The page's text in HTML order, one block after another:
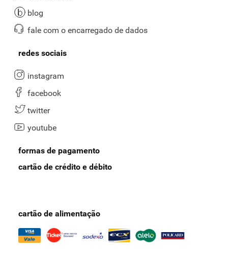
blog
fale com o encarregado de dados
redes sociais
instagram
facebook
twitter
youtube
formas de pagamento
cartão de crédito e débito
cartão de alimentação